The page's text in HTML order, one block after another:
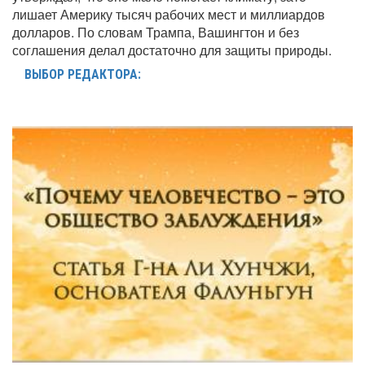
лишает Америку тысяч рабочих мест и миллиардов
долларов. По словам Трампа, Вашингтон и без
соглашения делал достаточно для защиты природы.
ВЫБОР РЕДАКТОРА: